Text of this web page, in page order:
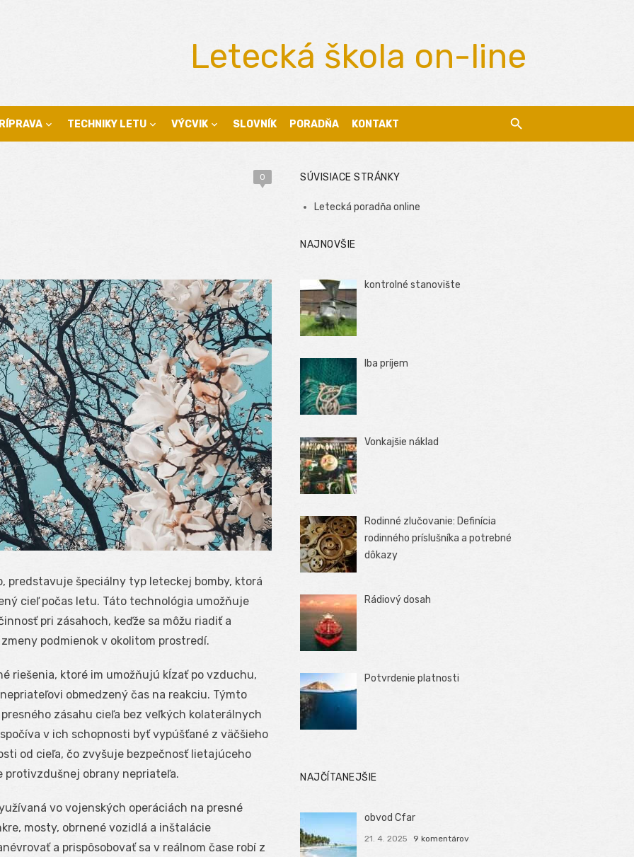
Letecká škola on-line
TECHNIKY LETU VÝCVIK SLOVNÍK PORADŇA KONTAKT
0
predstavuje špeciálny typ leteckej bomby, ktorá
cieľ počas letu. Táto technológia umožňuje
pri zásahoch, keďže sa môžu riadiť a
podmienok v okolitom prostredí.
riešenia, ktoré im umožňujú kĺzať po vzduchu,
obmedzený čas na reakciu. Týmto
zásahu cieľa bez veľkých kolaterálnych
v ich schopnosti byť vypúšťané z väčšieho
od cieľa, čo zvyšuje bezpečnosť lietajúceho
protivzdušnej obrany nepriateľa.
vo vojenských operáciách na presné
mosty, obrnené vozidlá a inštalácie
a prispôsobovať sa v reálnom čase robí z
SÚVISIACE STRÁNKY
Letecká poradňa online
NAJNOVŠIE
kontrolné stanovište
Iba príjem
Vonkajšie náklad
Rodinné zlučovanie: Definícia
rodinného príslušníka a potrebné
dôkazy
Rádiový dosah
Potvrdenie platnosti
NAJČÍTANEJŠIE
obvod Cfar
21. 4. 2025 9 komentárov